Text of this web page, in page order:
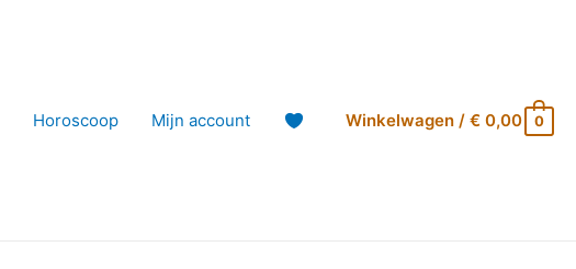
Horoscoop Mijn account Winkelwagen/ €0,00 0